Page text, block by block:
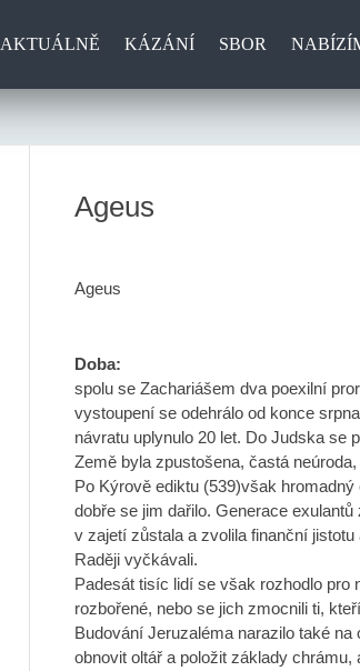
AKTUÁLNĚ KÁZÁNÍ SBOR
Ageus
Ageus
Doba:
spolu se Zachariášem dva poexilní
vystoupení se odehrálo od konce
návratu uplynulo 20 let. Do Judska se
Země byla zpustošena, častá
Po Kýrově ediktu (539)však
dobře se jim dařilo. Generace
v zajetí zůstala a zvolila finanční
Raději vyčkávali.
Padesát tisíc lidí se však rozhodlo pro
rozbořené, nebo se jich zmocnili ti,
Budování Jeruzaléma narazilo také
obnovit oltář a položit základy